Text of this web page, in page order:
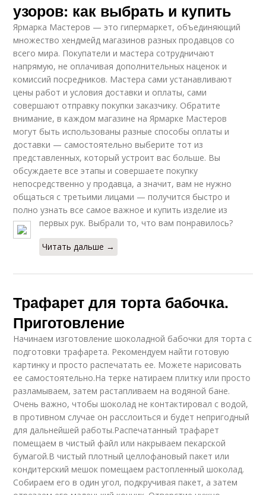
узоров: как выбрать и купить
Ярмарка Мастеров — это гипермаркет, объединяющий
множество хендмейд магазинов разных продавцов со
всего мира. Покупатели и мастера сотрудничают
напрямую, не оплачивая дополнительных наценок и
комиссий посредников. Мастера сами устанавливают
цены работ и условия доставки и оплаты, сами
совершают отправку покупки заказчику. Обратите
внимание, в каждом магазине на Ярмарке Мастеров
могут быть использованы разные способы оплаты и
доставки — самостоятельно выберите тот из
представленных, который устроит вас больше. Вы
обсуждаете все этапы и совершаете покупку
непосредственно у продавца, а значит, вам не нужно
общаться с третьими лицами — получится быстро и
полно узнать все самое важное и купить изделие из
первых рук. Выбрали то, что вам понравилось?
Читать дальше →
Трафарет для торта бабочка.
Приготовление
Начинаем изготовление шоколадной бабочки для торта с
подготовки трафарета. Рекомендуем найти готовую
картинку и просто распечатать ее. Можете нарисовать
ее самостоятельно.На терке натираем плитку или просто
разламываем, затем растапливаем на водяной бане.
Очень важно, чтобы шоколад не контактировал с водой,
в противном случае он расслоиться и будет непригодный
для дальнейшей работы.Распечатанный трафарет
помещаем в чистый файл или накрываем пекарской
бумагой.В чистый плотный целлофановый пакет или
кондитерский мешок помещаем растопленный шоколад.
Собираем его в один угол, подкручивая пакет, а затем